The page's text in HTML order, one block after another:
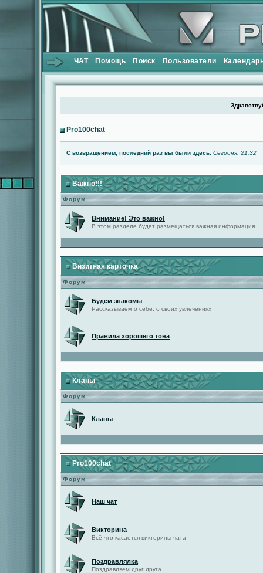
ЧАТ Помощь Поиск Пользователи
Pro100chat
С возвращением, последний раз вы были здесь: Сегодня, 21:32
Важно!!!
Форум
Внимание! Это важно!
В этом разделе будет размещаться важная информация.
Визитная карточка
Форум
Будем знакомы
Рассказываем о себе, о своих увлечениях
Правила хорошего тона
Кланы
Форум
Кланы
Pro100chat
Форум
Наш чат
Викторина
Всё что касается викторины чата
Поздравлялка
Поздравляем друг друга